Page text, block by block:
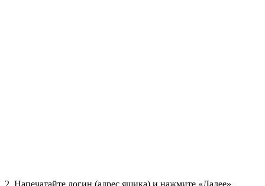
2. Напечатайте логин (адрес ящика) и нажмите «Далее».